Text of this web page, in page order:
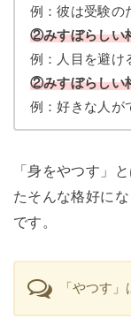
例：彼は受験の
②みすぼらしい
例：人目を避け
②みすぼらしい
例：好きな人が
「身をやつす」
たそんな格好に
です。
「やつす